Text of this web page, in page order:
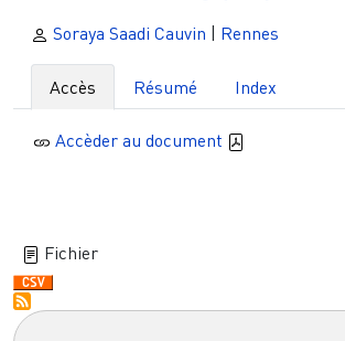
Soraya Saadi Cauvin Rennes
Accès Résumé Index
Accèder au document
Fichier